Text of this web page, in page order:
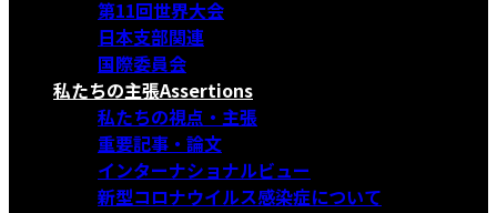
第11回世界大会
日本支部関連
国際委員会
私たちの主張Assertions
私たちの視点・主張
重要記事・論文
インターナショナルビュー
新型コロナウイルス感染症について